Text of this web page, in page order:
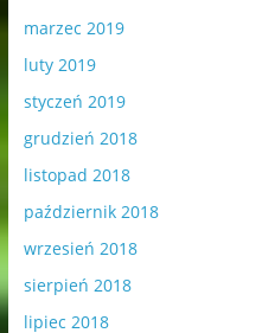
marzec 2019
luty 2019
styczeń 2019
grudzień 2018
listopad 2018
październik 2018
wrzesień 2018
sierpień 2018
lipiec 2018